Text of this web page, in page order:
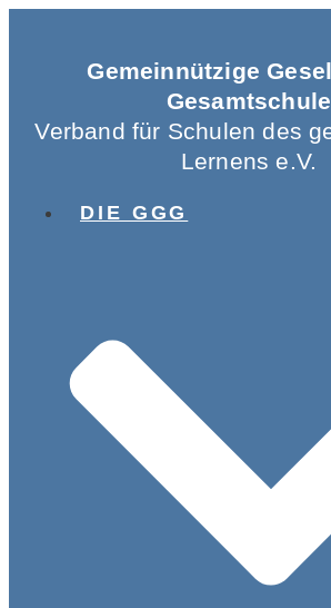
Gemeinnützige
Gesamtschule
Verband für Schulen des
Lernens e.V.
DIE GGG